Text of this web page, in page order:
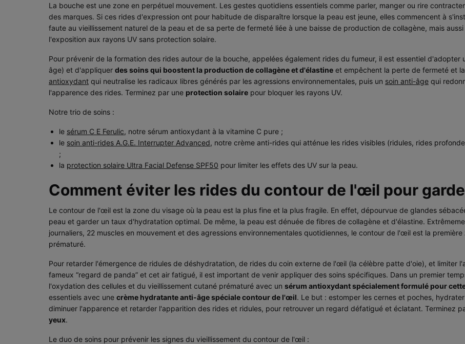
La bouche est une zone en perpétuel mouvement. Les gestes quotidiens essentiels comme parler, manger ou rire
des marques. Si ces rides d'expression ont pour habitude de disparaître lorsque la peau est jeune, elles commencent à
faute au vieillissement naturel de la peau et de sa perte de fermeté liée à une baisse de production de collagène, mais
l'exposition aux rayons UV sans protection solaire.
Pour prévenir de la formation des rides autour de la bouche, appelées également rides du fumeur, il est essentiel d'adopter
âge) et d'appliquer des soins qui boostent la production de collagène et d'élastine et empêchent la perte de fermeté et
antioxydant qui neutralise les radicaux libres générés par les agressions environnementales, puis un soin anti-âge qui
l'apparence des rides. Terminez par une protection solaire pour bloquer les rayons UV.
Notre trio de soins :
le sérum C E Ferulic, notre sérum antioxydant à la vitamine C pure ;
le soin anti-rides A.G.E. Interrupter Advanced, notre crème anti-rides qui atténue les rides visibles (ridules, rides
;
la protection solaire Ultra Facial Defense SPF50 pour limiter les effets des UV sur la peau.
Comment éviter les rides du contour de l'œil pour
Le contour de l'œil est la zone du visage où la peau est la plus fine et la plus fragile. En effet, dépourvue de glandes
peau et garder un taux d'hydratation optimal. De même, la peau est dénuée de fibres de collagène et d'élastine.
journaliers, 22 muscles en mouvement et des agressions environnementales quotidiennes, le contour de l'œil est la
prématuré.
Pour retarder l'émergence de ridules de déshydratation, de rides du coin externe de l'œil (la célèbre patte d'oie), et limiter
fameux “regard de panda” et cet air fatigué, il est important de venir appliquer des soins spécifiques. Dans un premier
l'oxydation des cellules et du vieillissement cutané prématuré avec un sérum antioxydant spécialement formulé pour
essentiels avec une crème hydratante anti-âge spéciale contour de l'œil. Le but : estomper les cernes et poches,
diminuer l'apparence et retarder l'apparition des rides et ridules, pour retrouver un regard défatigué et éclatant. Terminez
yeux.
Le duo de soins pour prévenir les signes du vieillissement du contour de l'œil :